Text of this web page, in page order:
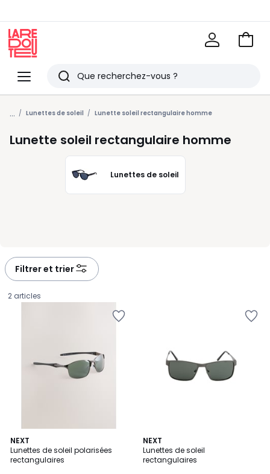
Menu
Redoute
Rechercher
Derniers
articles
vus
Voir
... Lunettes de soleil Lunette soleil rectangulaire homme
Lunette soleil rectangulaire homme
Lunettes de soleil
Filtrer et trier
2 articles
NEXT
Lunettes de soleil polarisées
rectangulaires
NEXT
Lunettes de soleil
rectangulaires